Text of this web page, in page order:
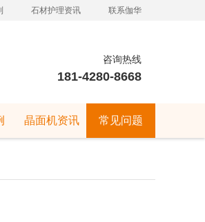
石材护理资讯 联系伽华
咨询热线
181-4280-8668
晶面机资讯 常见问题